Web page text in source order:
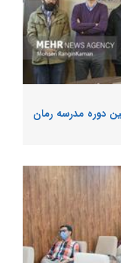
دوره مدرسه رمان